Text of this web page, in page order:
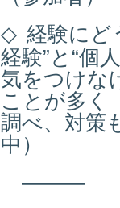
◇ 経験にど
経験”と“個
気をつけな
ことが多く
調べ、対策
中）
―――